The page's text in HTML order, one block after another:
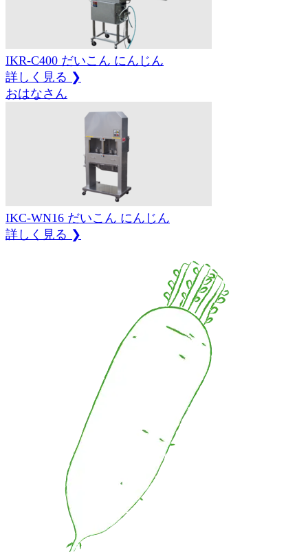
IKR-C400 だいこん にんじん
詳しく見る ❯
おはなさん
IKC-WN16 だいこん にんじん
詳しく見る ❯